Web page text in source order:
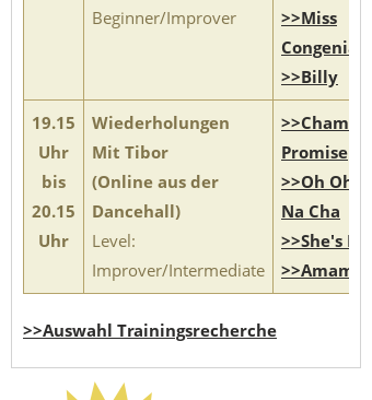
Beginner/Improver
>>Miss
>>Billy
19.15
Uhr
bis
20.15
Uhr
Wiederholungen
Mit Tibor
(Online aus der
Dancehall)
Level:
Improver/Intermediate
Promise
>>Oh Oh Na
Na Cha
>>She's
>>Amame
>>Auswahl Trainingsrecherche